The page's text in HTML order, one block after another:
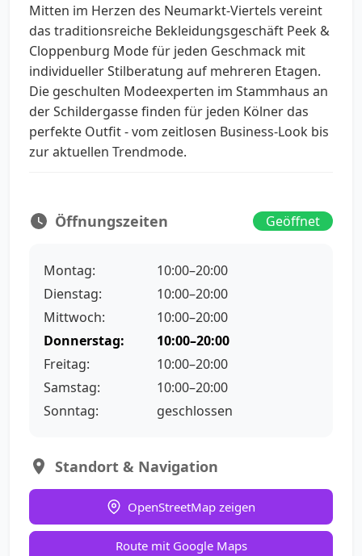
Mitten im Herzen des Neumarkt-Viertels vereint
das traditionsreiche Bekleidungsgeschäft Peek &
Cloppenburg Mode für jeden Geschmack mit
individueller Stilberatung auf mehreren Etagen.
Die geschulten Modeexperten im Stammhaus an
der Schildergasse finden für jeden Kölner das
perfekte Outfit - vom zeitlosen Business-Look bis
zur aktuellen Trendmode.
Öffnungszeiten Geöffnet
Montag:
10:00–20:00
Dienstag:
10:00–20:00
Mittwoch:
10:00–20:00
Donnerstag:
10:00–20:00
Freitag:
10:00–20:00
Samstag:
10:00–20:00
Sonntag:
geschlossen
Standort & Navigation
OpenStreetMap zeigen
Route mit Google Maps